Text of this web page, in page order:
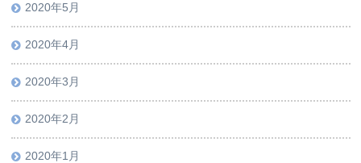
2020年5月
2020年4月
2020年3月
2020年2月
2020年1月